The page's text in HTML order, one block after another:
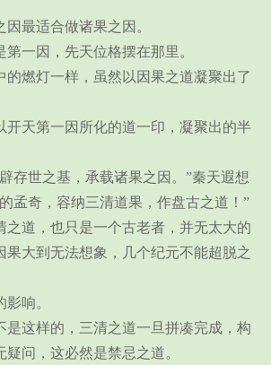
最适合做诸果之因。
一因，先天位格摆在那里。
燃灯一样，虽然以因果之道凝聚出了
天第一因所化的道一印，凝聚出的半
存世之基，承载诸果之因。”秦天遐想
孟奇，容纳三清道果，作盘古之道！”
道，也只是一个古老者，并无太大的
果大到无法想象，几个纪元不能超脱之
响。
这样的，三清之道一旦拼凑完成，构
问，这必然是禁忌之道。